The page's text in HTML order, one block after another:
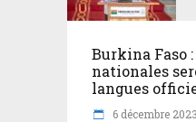
Burkina Faso
nationales
langues
6 décembre 2023